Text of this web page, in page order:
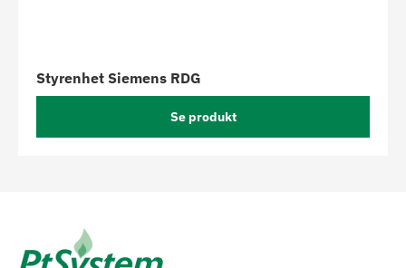
Styrenhet Siemens RDG
Se produkt